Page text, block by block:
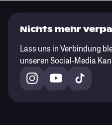
Nichts mehr
Lass uns in Verbindung
unseren Social-Media